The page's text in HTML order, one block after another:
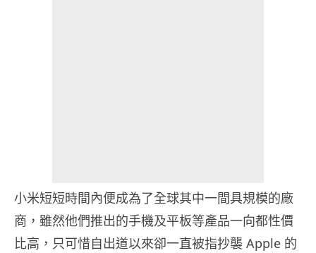
小米短短時間內便成為了全球其中一間具規模的廠
商，雖然他們推出的手機及平板等產品一向都性價
比高，只可惜自出道以來卻一直被指抄襲 Apple 的